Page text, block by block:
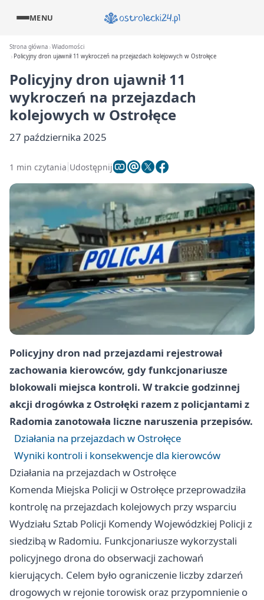
MENU
Strona główna Wiadomości
Policyjny dron ujawnił 11 wykroczeń na przejazdach kolejowych w Ostrołęce
Policyjny dron ujawnił 11
wykroczeń na przejazdach
kolejowych w Ostrołęce
27 października 2025
1 min czytania Udostępnij
Policyjny dron nad przejazdami rejestrował
zachowania kierowców, gdy funkcjonariusze
blokowali miejsca kontroli. W trakcie godzinnej
akcji drogówka z Ostrołęki razem z policjantami z
Radomia zanotowała liczne naruszenia przepisów.
Działania na przejazdach w Ostrołęce
Wyniki kontroli i konsekwencje dla kierowców
Działania na przejazdach w Ostrołęce
Komenda Miejska Policji w Ostrołęce przeprowadziła
kontrolę na przejazdach kolejowych przy wsparciu
Wydziału Sztab Policji Komendy Wojewódzkiej Policji z
siedzibą w Radomiu. Funkcjonariusze wykorzystali
policyjnego drona do obserwacji zachowań
kierujących. Celem było ograniczenie liczby zdarzeń
drogowych w rejonie torowisk oraz przypomnienie o